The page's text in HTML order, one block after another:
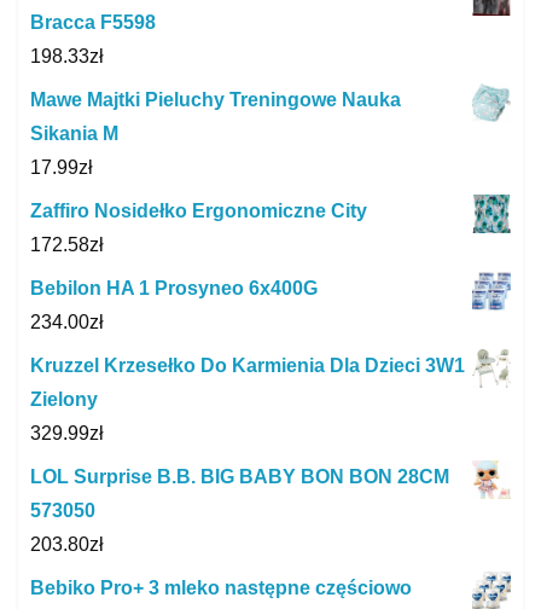
Bracca F5598
198.33zł
Mawe Majtki Pieluchy Treningowe Nauka
Sikania M
17.99zł
Zaffiro Nosidełko Ergonomiczne City
172.58zł
Bebilon HA 1 Prosyneo 6x400G
234.00zł
Kruzzel Krzesełko Do Karmienia Dla Dzieci 3W1
Zielony
329.99zł
LOL Surprise B.B. BIG BABY BON BON 28CM
573050
203.80zł
Bebiko Pro+ 3 mleko następne częściowo